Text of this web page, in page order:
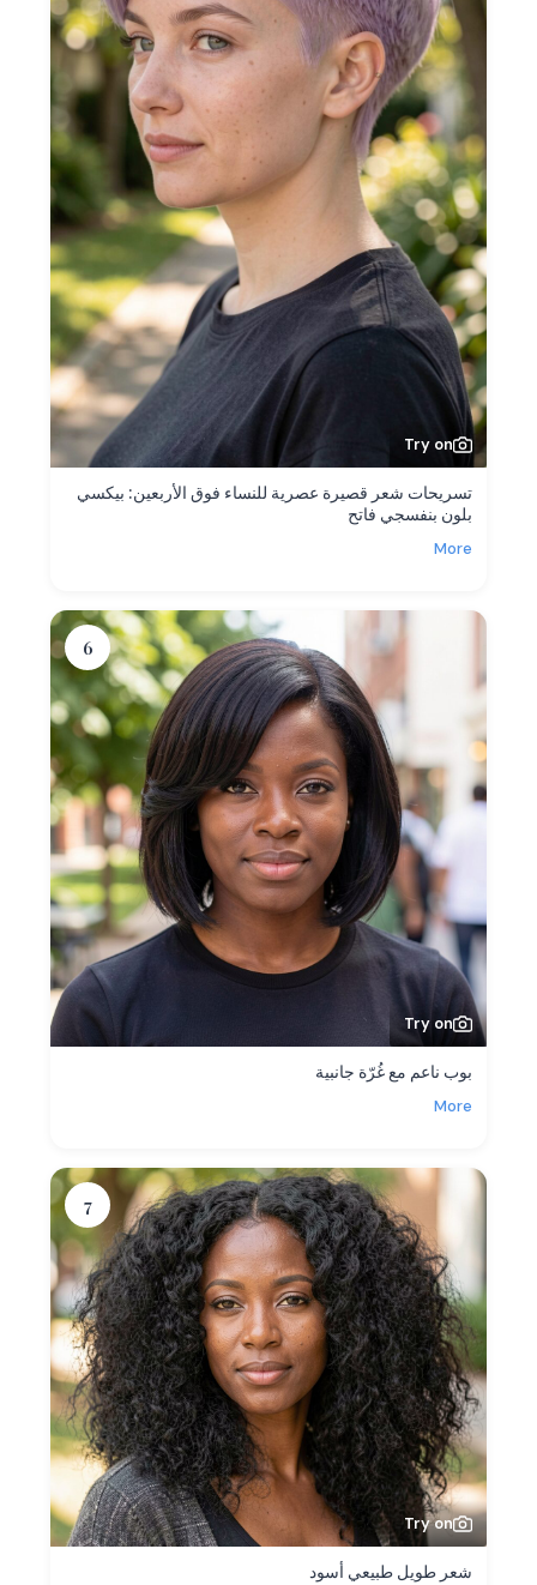
Try on
تسريحات شعر قصيرة عصرية للنساء فوق الأربعين: بيكسي
بلون بنفسجي فاتح
More
6
Try on
بوب ناعم مع غُرّة جانبية
More
7
Try on
شعر طويل طبيعي أسود